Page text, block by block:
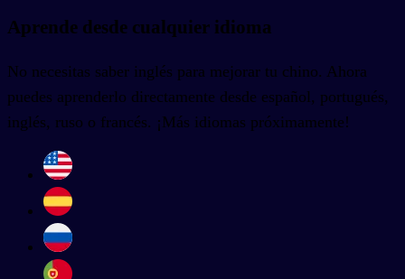
Aprende desde cualquier idioma
No necesitas saber inglés para mejorar tu chino. Ahora
puedes aprenderlo directamente desde español, portugués,
inglés, ruso o francés. ¡Más idiomas próximamente!